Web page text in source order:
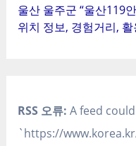
울산 울주군 “울산119
위치 정보, 경험거리,
RSS 오류: A feed
`https://